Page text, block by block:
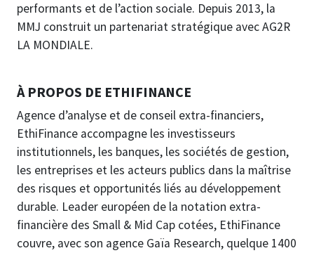
performants et de l’action sociale. Depuis 2013, la
MMJ construit un partenariat stratégique avec AG2R
LA MONDIALE.
À PROPOS DE ETHIFINANCE
Agence d’analyse et de conseil extra-financiers,
EthiFinance accompagne les investisseurs
institutionnels, les banques, les sociétés de gestion,
les entreprises et les acteurs publics dans la maîtrise
des risques et opportunités liés au développement
durable. Leader européen de la notation extra-
financière des Small & Mid Cap cotées, EthiFinance
couvre, avec son agence Gaïa Research, quelque 1400